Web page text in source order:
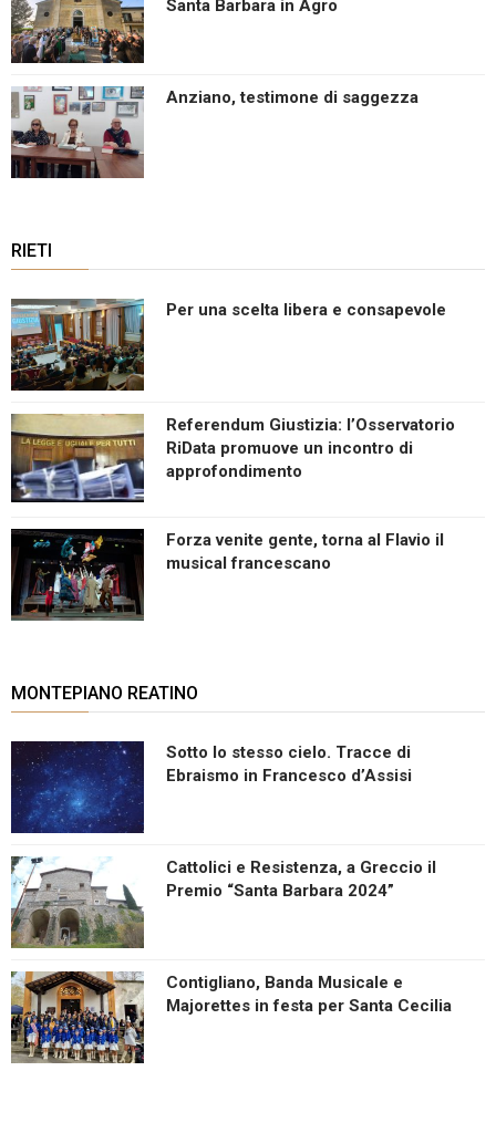
Santa Barbara in Agro
Anziano, testimone di saggezza
RIETI
Per una scelta libera e consapevole
Referendum Giustizia: l’Osservatorio
RiData promuove un incontro di
approfondimento
Forza venite gente, torna al Flavio il
musical francescano
MONTEPIANO REATINO
Sotto lo stesso cielo. Tracce di
Ebraismo in Francesco d’Assisi
Cattolici e Resistenza, a Greccio il
Premio “Santa Barbara 2024”
Contigliano, Banda Musicale e
Majorettes in festa per Santa Cecilia